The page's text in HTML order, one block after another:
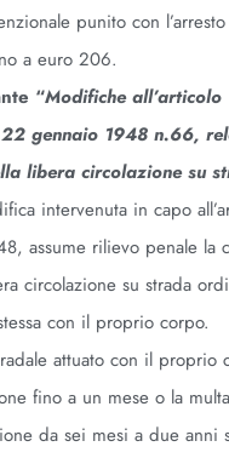
punito con
a euro 206.
“Modifiche all’articolo
gennaio 1948 n.66,
libera circolazione su
intervenuta in capo
assume rilievo penale la
circolazione su strada
con il proprio corpo.
attuato con il proprio
fino a un mese o la
da sei mesi a due anni